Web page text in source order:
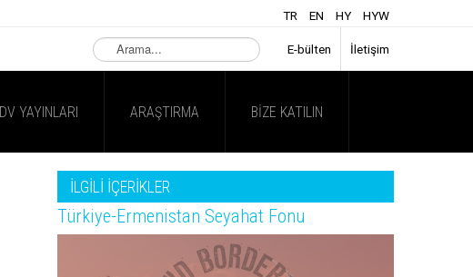
TR EN HY HYW
Arama...
E-bülten İletişim
YAYINLARI ARAŞTIRMA BIZE KATILIN
İLGİLİ İÇERİKLER
Türkiye-Ermenistan Seyahat Fonu